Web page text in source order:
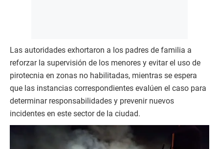
Las autoridades exhortaron a los padres de familia a
reforzar la supervisión de los menores y evitar el uso de
pirotecnia en zonas no habilitadas, mientras se espera
que las instancias correspondientes evalúen el caso para
determinar responsabilidades y prevenir nuevos
incidentes en este sector de la ciudad.